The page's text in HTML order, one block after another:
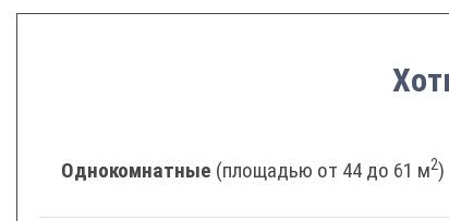
Однокомнатные (площадью от 44 до 61 м2)